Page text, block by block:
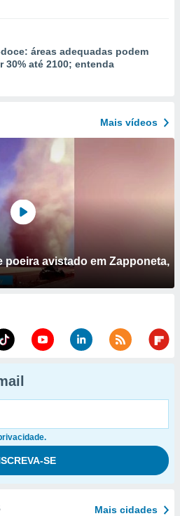
áreas adequadas podem
30% até 2100; entenda
Mais vídeos
poeira avistado em Zapponeta,
Mais cidades